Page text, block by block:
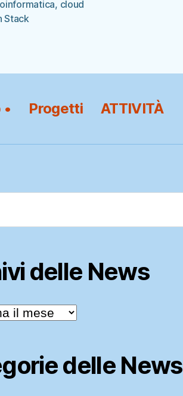
, cloud
Stack
Progetti ATTIVITÀ
delle News
delle News